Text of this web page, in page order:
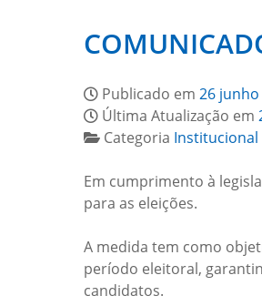
Publicado em 26 junho
Última Atualização em
Categoria Institucional
Em cumprimento à
para as eleições.
A medida tem como
período eleitoral,
candidatos.